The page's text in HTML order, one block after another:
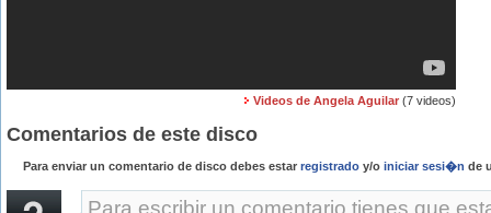
Videos de Angela Aguilar (7 videos)
Comentarios de este disco
Para enviar un comentario de disco debes estar registrado y/o iniciar sesi�n de